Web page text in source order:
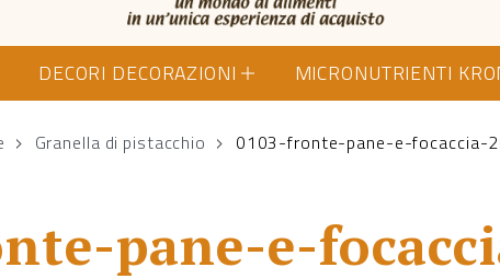
Lo Conte Shop
DECORI DECORAZIONI MICRONUTRIENTI
Granella di pistacchio 0103-fronte-pane-e-focaccia-
pane-e-